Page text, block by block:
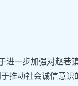
进一步加强对赵巷
推动社会诚信意识